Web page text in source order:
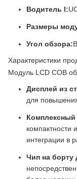
Водитель I:
Размеры
Угол обзора:
Характеристики
Модуль LCD COB
Дисплей из
для
Комплексный
компактности
интеграции в
Чип на борту